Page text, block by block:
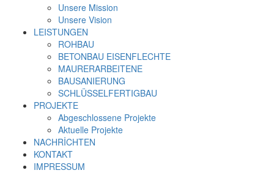
Unsere Mission
Unsere Vision
LEISTUNGEN
ROHBAU
BETONBAU EISENFLECHTE
MAURERARBEITENE
BAUSANIERUNG
SCHLÜSSELFERTIGBAU
PROJEKTE
Abgeschlossene Projekte
Aktuelle Projekte
NACHRİCHTEN
KONTAKT
IMPRESSUM